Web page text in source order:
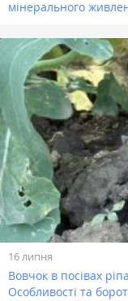
мінерального
16 липня
Вовчок в посівах
Особливості та